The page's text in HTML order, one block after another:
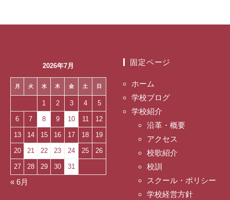
2026年7月
月 火 水 木 金 土 日
1 2 3 4 5
6 7 8 9 10 11 12
13 14 15 16 17 18 19
20 21 22 23 24 25 26
27 28 29 30 31
« 6月
固定ページ
ホーム
学校ブログ
学校紹介
沿革・概要
アクセス
校歌紹介
校訓
スクール・ポリシー
学校経営方針